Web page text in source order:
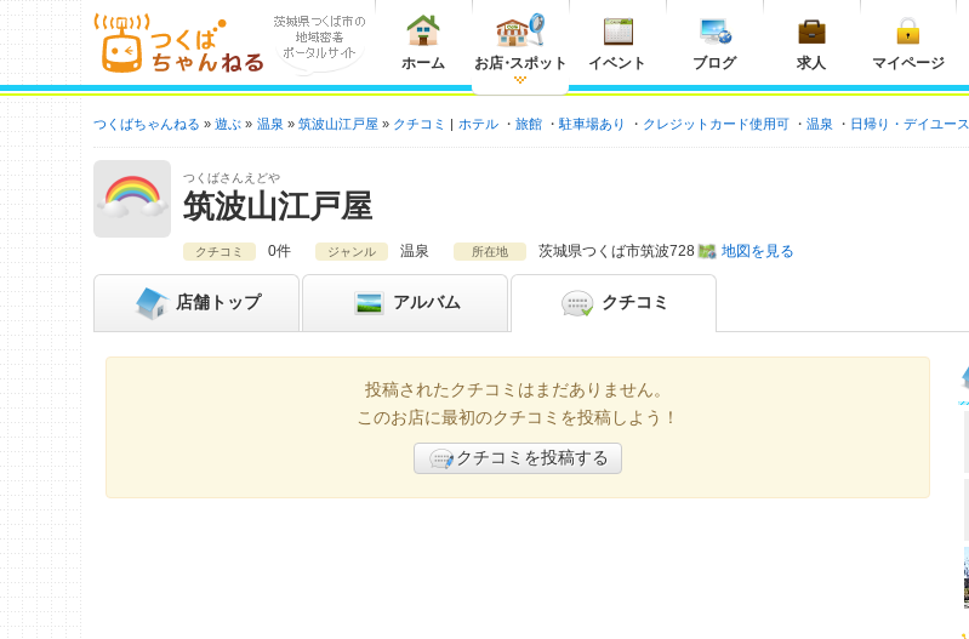
ホーム お店・スポット イベント ブログ 求人 マイページ
つくばちゃんねる 遊ぶ 温泉 筑波山江戸屋 クチコミ ホテル 旅館 駐車場あり クレジットカード使用可 温泉 日帰り・デイユース
つくばさんえどや
筑波山江戸屋
クチコミ 0件 ジャンル 温泉 所在地 茨城県つくば市筑波728 地図を見る
店舗 トップ アルバム クチコミ
投稿されたクチコミはまだありません。
このお店に最初のクチコミを投稿しよう！
クチコミを投稿する